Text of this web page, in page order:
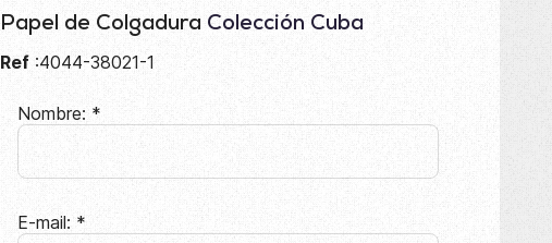
Papel de Colgadura Colección Cuba
Ref:4044-38021-1
Nombre: *
E-mail: *